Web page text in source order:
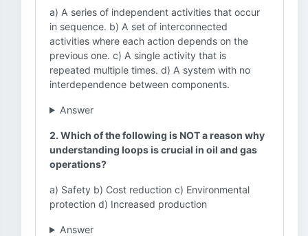
a) A series of independent activities that occur
in sequence. b) A set of interconnected
activities where each action depends on the
previous one. c) A single activity that is
repeated multiple times. d) A system with no
interdependence between components.
Answer
2. Which of the following is NOT a reason why
understanding loops is crucial in oil and gas
operations?
a) Safety b) Cost reduction c) Environmental
protection d) Increased production
Answer